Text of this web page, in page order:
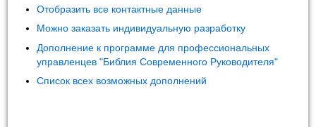
Отобразить все контактные данные
Можно заказать индивидуальную разработку
Дополнение к программе для профессиональных
управленцев "Библия Современного Руководителя"
Список всех возможных дополнений